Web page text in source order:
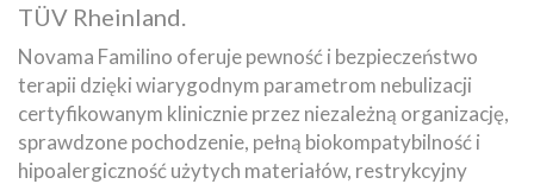
TÜV Rheinland.
Novama Familino oferuje pewność i bezpieczeństwo
terapii dzięki wiarygodnym parametrom nebulizacji
certyfikowanym klinicznie przez niezależną organizację,
sprawdzone pochodzenie, pełną biokompatybilność i
hipoalergiczność użytych materiałów, restrykcyjny